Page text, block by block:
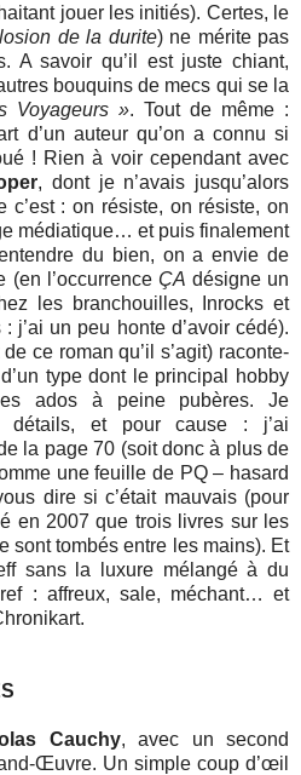
jouer les initiés). Certes, le
de la durite) ne mérite pas
A savoir qu’il est juste chiant,
bouquins de mecs qui se la
Voyageurs ». Tout de même :
d’un auteur qu’on a connu si
! Rien à voir cependant avec
, dont je n’avais jusqu’alors
c’est : on résiste, on résiste, on
médiatique… et puis finalement
du bien, on a envie de
(en l’occurrence ÇA désigne un
les branchouilles, Inrocks et
j’ai un peu honte d’avoir cédé).
ce roman qu’il s’agit) raconte-
type dont le principal hobby
ados à peine pubères. Je
détails, et pour cause : j’ai
la page 70 (soit donc à plus de
une feuille de PQ – hasard
dire si c’était mauvais (pour
en 2007 que trois livres sur les
sont tombés entre les mains). Et
sans la luxure mélangé à du
: affreux, sale, méchant… et
Cauchy, avec un second
Œuvre. Un simple coup d’œil